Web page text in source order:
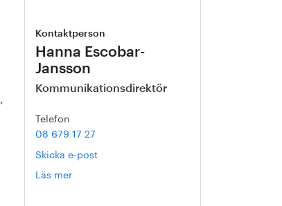
,
Kontaktperson
Hanna Escobar-
Jansson
Kommunikationsdirektör
Telefon
08 679 17 27
Skicka e-post
Läs mer